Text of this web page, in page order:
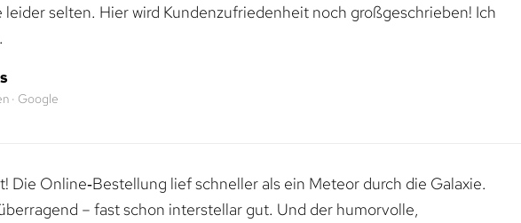
selten. Hier wird Kundenzufriedenheit noch großgeschrieben! Ich
· Google
Die Online‑Bestellung lief schneller als ein Meteor durch die Galaxie.
– fast schon interstellar gut. Und der humorvolle,